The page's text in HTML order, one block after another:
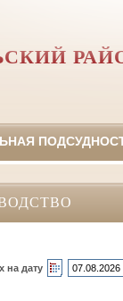
на дату